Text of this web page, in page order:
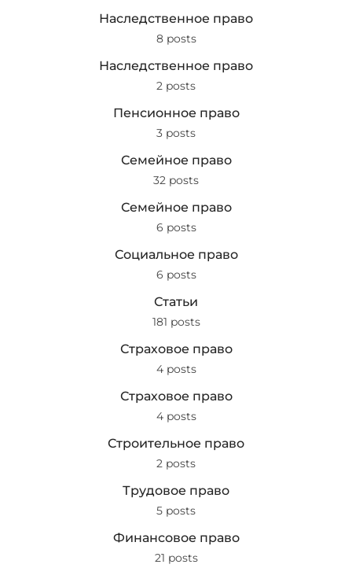
Наследственное право
8 posts
Наследственное право
2 posts
Пенсионное право
3 posts
Семейное право
32 posts
Семейное право
6 posts
Социальное право
6 posts
Статьи
181 posts
Страховое право
4 posts
Страховое право
4 posts
Строительное право
2 posts
Трудовое право
5 posts
Финансовое право
21 posts